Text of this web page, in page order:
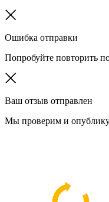
Ошибка отправки
Попробуйте повторить
Ваш отзыв отправлен
Мы проверим и